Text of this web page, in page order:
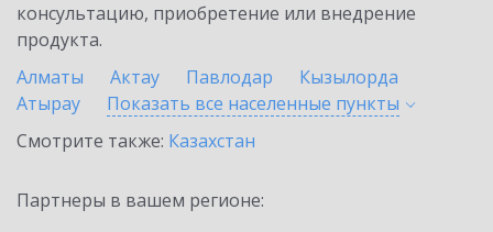
консультацию, приобретение или внедрение
продукта.
Алматы
Актау Павлодар
Кызылорда
Атырау
Показать все населенные пункты
Смотрите также: Казахстан
Партнеры в вашем регионе: